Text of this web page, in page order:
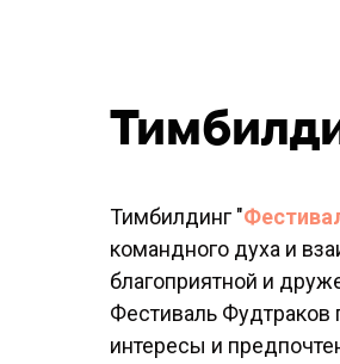
Тимбилдинг "
командного духа и
благоприятной и
Фестиваль Фудтраков
интересы и